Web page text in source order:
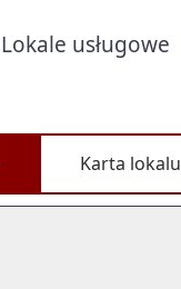
Lokale usługowe
Karta lokalu